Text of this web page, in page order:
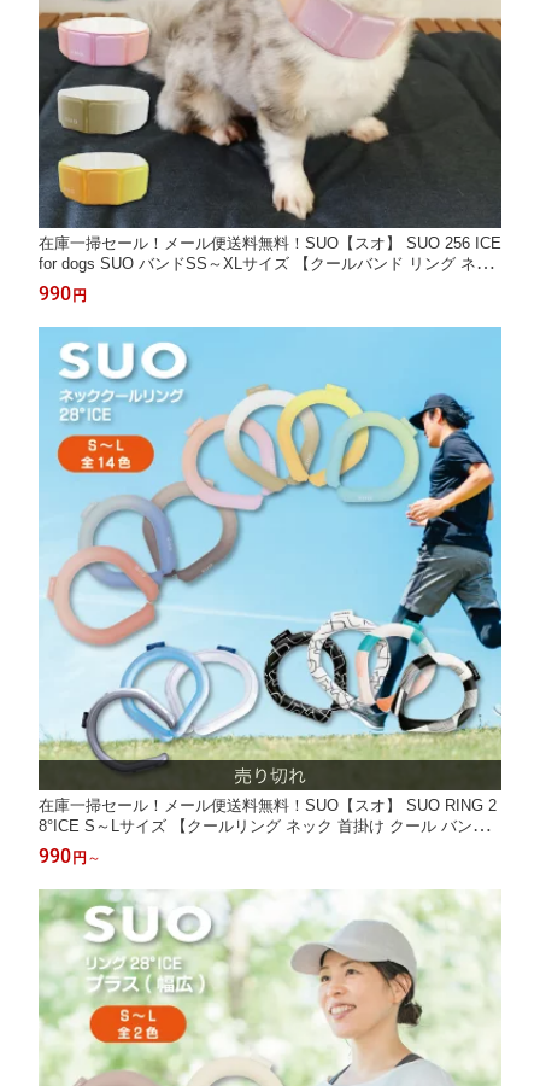
在庫一掃セール！メール便送料無料！SUO【スオ】 SUO 256 ICE
for dogs SUO バンドSS～XLサイズ 【クールバンド リング ネッ
ク 首掛け クール バンド クールネック 解熱 熱中症予防 室内 散歩
ペット 犬 アウトドア 首もと冷却 冷感 暑さ対策 】
990 円
在庫一掃セール！メール便送料無料！SUO【スオ】 SUO RING 2
8°ICE S～Lサイズ 【クールリング ネック 首掛け クール バンド
クールネック 解熱 熱中症予防 室内 散歩 ジョギング アウトドア
首もと冷却 冷感 暑さ対策】
990 円 ～